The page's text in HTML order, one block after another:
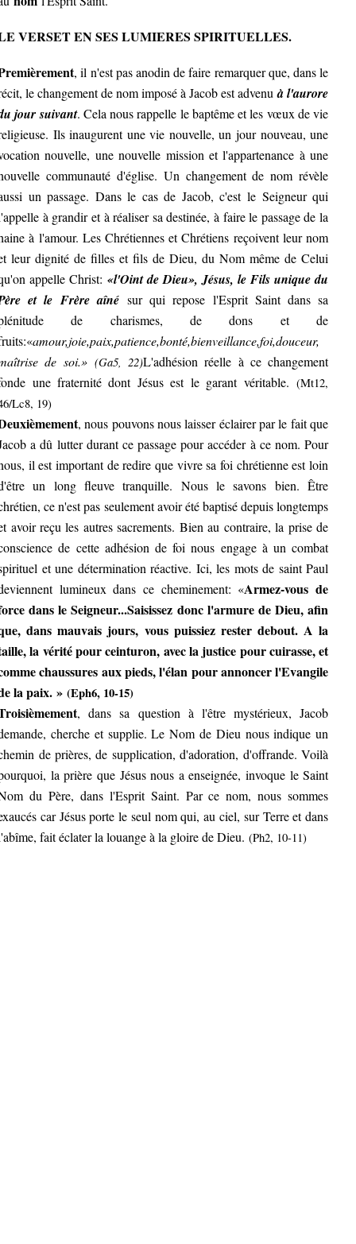
VERSET EN SES LUMIERES SPIRITUELLES.
, il n'est pas anodin de faire remarquer que, dans le
le changement de nom imposé à Jacob est advenuà l'aurore
jour suivant. Cela nous rappelle le baptême et les vœux de vie
Ils inaugurent une vie nouvelle, un jour nouveau, une
nouvelle, une nouvelle mission et l'appartenance à une
communauté d'église. Un changement de nom révèle
un passage. Dans le cas de Jacob, c'est le Seigneur qui
à grandir et à réaliser sa destinée, à faire le passage de la
à l'amour. Les Chrétiennes et Chrétiens reçoivent leur nom
leur dignité de filles et fils de Dieu, du Nom même de Celui
appelle Christ:«l'Oint de Dieu», Jésus, le Fils unique du
et le Frère aînésur qui repose l'Esprit Saint dans sa
de charismes, de dons et de
amour,joie,paix,patience,bonté,bienveillance,foi,douceur,
de soi.» (Ga5, 22)L'adhésion réelle à ce changement
une fraternité dont Jésus est le garant véritable.(Mt12,
Lc8, 19)
, nous pouvons nous laisser éclairer par le fait que
a dû lutter durant ce passage pour accéder à ce nom. Pour
il est important de redire que vivre sa foi chrétienne est loin
un long fleuve tranquille. Nous le savons bien. Être
ce n'est pas seulement avoir été baptisé depuis longtemps
avoir reçu les autres sacrements. Bien au contraire, la prise de
de cette adhésion de foi nous engage à un combat
et une détermination réactive. Ici, les mots de saint Paul
lumineux dans ce cheminement: «Armez-vous de
dans le Seigneur...Saisissez donc l'armure de Dieu, afin
dans mauvais jours, vous puissiez rester debout. A la
la vérité pour ceinturon, avec la justice pour cuirasse, et
chaussures aux pieds, l'élan pour annoncer l'Evangile
la paix. »(Eph6, 10-15)
, dans sa question à l'être mystérieux, Jacob
cherche et supplie. Le Nom de Dieu nous indique un
de prières, de supplication, d'adoration, d'offrande. Voilà
la prière que Jésus nous a enseignée, invoque le Saint
du Père, dans l'Esprit Saint. Par ce nom, nous sommes
car Jésus porte le seul nom qui, au ciel, sur Terre et dans
fait éclater la louange à la gloire de Dieu.(Ph2, 10-11)